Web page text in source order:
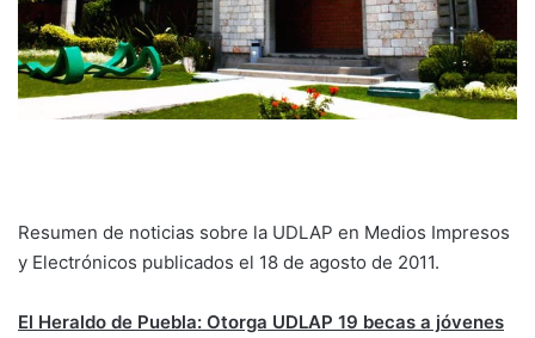
Resumen de noticias sobre la UDLAP en Medios Impresos
y Electrónicos publicados el 18 de agosto de 2011.
El Heraldo de Puebla: Otorga UDLAP 19 becas a jóvenes